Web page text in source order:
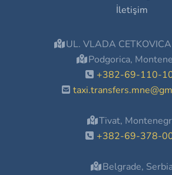
İletişim
UL. VLADA
Podgorica,
+382-69-110-
Tivat,
+382-69-378-
Belgrade,